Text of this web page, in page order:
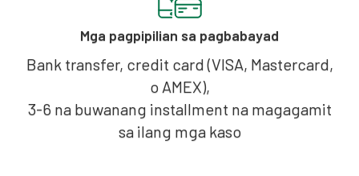
Mga pagpipilian sa pagbabayad
Bank transfer, credit card (VISA, Mastercard,
o AMEX),
3-6 na buwanang installment na magagamit
sa ilang mga kaso